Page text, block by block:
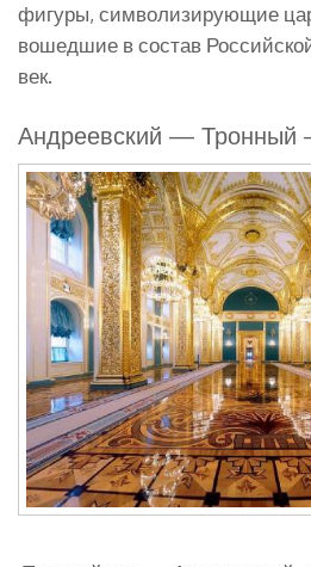
фигуры, символизирующие
вошедшие в состав
век.
Андреевский — Тронный